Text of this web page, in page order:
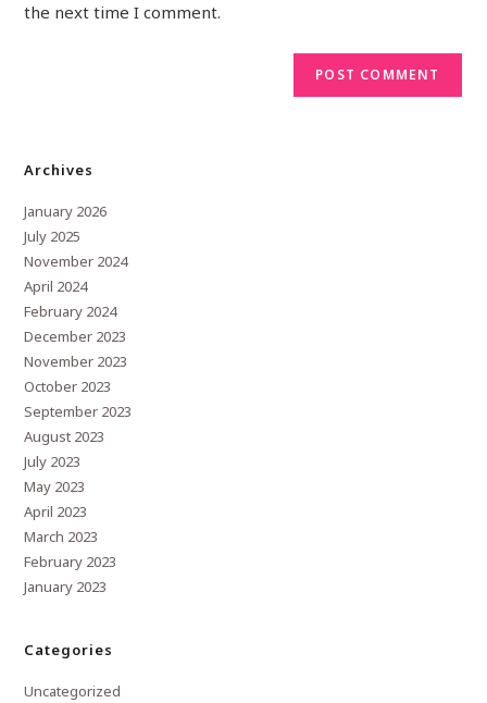
the next time I comment.
Archives
January 2026
July 2025
November 2024
April 2024
February 2024
December 2023
November 2023
October 2023
September 2023
August 2023
July 2023
May 2023
April 2023
March 2023
February 2023
January 2023
Categories
Uncategorized